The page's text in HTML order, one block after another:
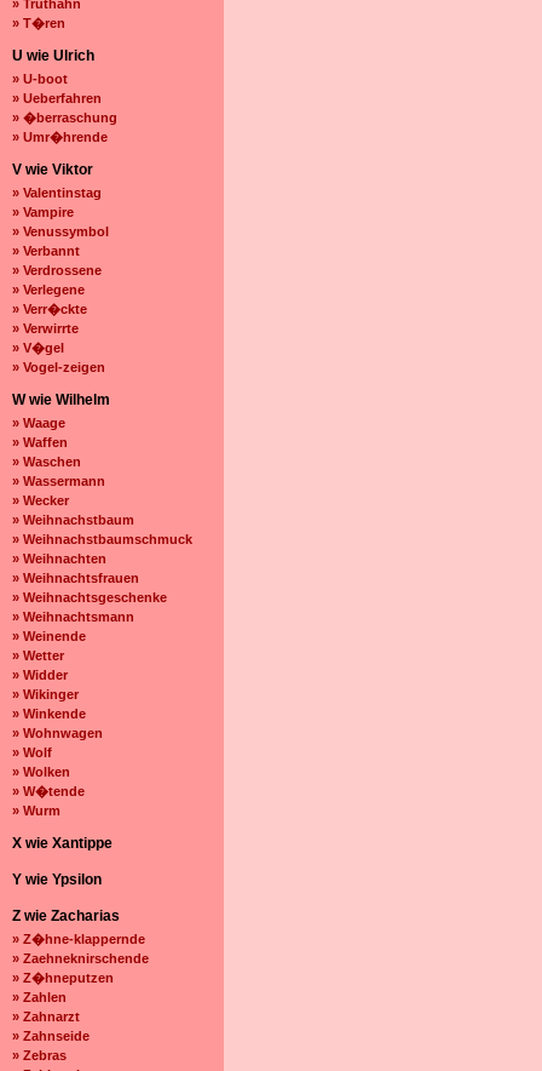
» Truthahn
» T�ren
U wie Ulrich
» U-boot
» Ueberfahren
» �berraschung
» Umr�hrende
V wie Viktor
» Valentinstag
» Vampire
» Venussymbol
» Verbannt
» Verdrossene
» Verlegene
» Verr�ckte
» Verwirrte
» V�gel
» Vogel-zeigen
W wie Wilhelm
» Waage
» Waffen
» Waschen
» Wassermann
» Wecker
» Weihnachstbaum
» Weihnachstbaumschmuck
» Weihnachten
» Weihnachtsfrauen
» Weihnachtsgeschenke
» Weihnachtsmann
» Weinende
» Wetter
» Widder
» Wikinger
» Winkende
» Wohnwagen
» Wolf
» Wolken
» W�tende
» Wurm
X wie Xantippe
Y wie Ypsilon
Z wie Zacharias
» Z�hne-klappernde
» Zaehneknirschende
» Z�hneputzen
» Zahlen
» Zahnarzt
» Zahnseide
» Zebras